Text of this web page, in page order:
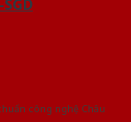
công nghệ Châu